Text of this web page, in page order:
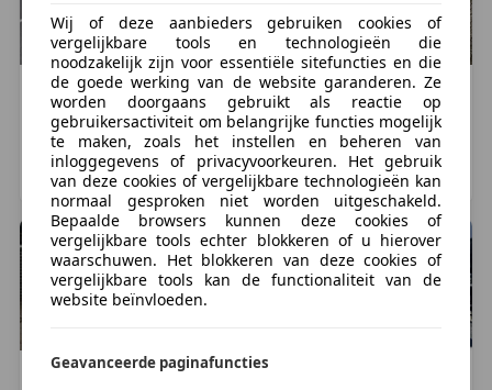
Volvo S40
€ 1.440
196.613 km, 06/2002
ROTTERDAM, NL
Volvo S40
€ 1.650
227.000 km, 02/2004
VALKENSWAARD, NL
Wij of deze aanbieders gebruiken cookies of
vergelijkbare tools en technologieën die
noodzakelijk zijn voor essentiële sitefuncties en die
de goede werking van de website garanderen. Ze
worden doorgaans gebruikt als reactie op
gebruikersactiviteit om belangrijke functies mogelijk
te maken, zoals het instellen en beheren van
inloggegevens of privacyvoorkeuren. Het gebruik
van deze cookies of vergelijkbare technologieën kan
normaal gesproken niet worden uitgeschakeld.
Bepaalde browsers kunnen deze cookies of
vergelijkbare tools echter blokkeren of u hierover
waarschuwen. Het blokkeren van deze cookies of
vergelijkbare tools kan de functionaliteit van de
website beïnvloeden.
Geavanceerde paginafuncties